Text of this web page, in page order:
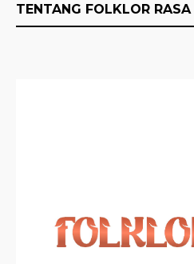
TENTANG FOLKLOR RASA